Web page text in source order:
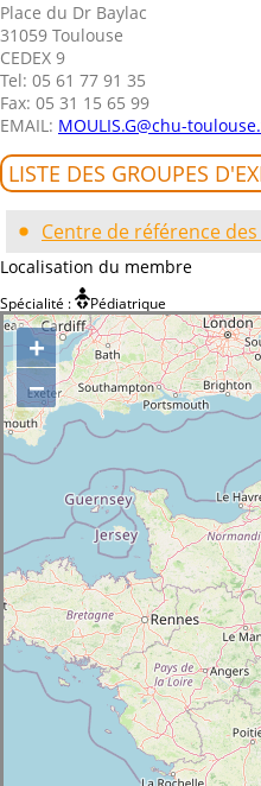
Place du Dr Baylac
31059 Toulouse
CEDEX 9
Tel: 05 61 77 91 35
Fax: 05 31 15 65 99
EMAIL: MOULIS.G@chu-
LISTE DES GROUPES
Centre de référence
Localisation du membre
Spécialité : Pédiatrique
+
−